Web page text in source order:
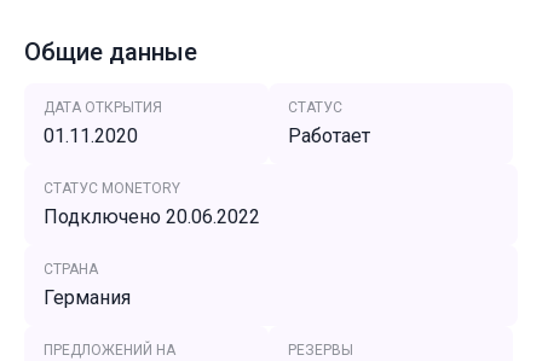
Общие данные
ДАТА ОТКРЫТИЯ
01.11.2020
СТАТУС
Работает
СТАТУС MONETORY
Подключено 20.06.2022
СТРАНА
Германия
ПРЕДЛОЖЕНИЙ НА
РЕЗЕРВЫ